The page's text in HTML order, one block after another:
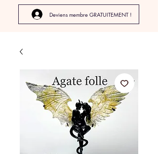
Deviens membre GRATUITEMENT !